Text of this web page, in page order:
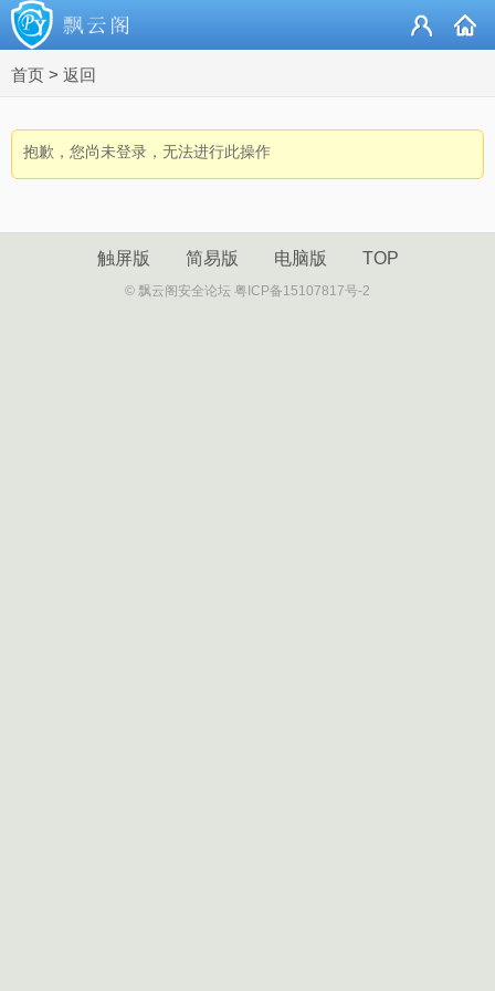
首页 > 返回
抱歉，您尚未登录，无法进行此操作
触屏版 简易版 电脑版 TOP
© 飘云阁安全论坛 粤ICP备15107817号-2